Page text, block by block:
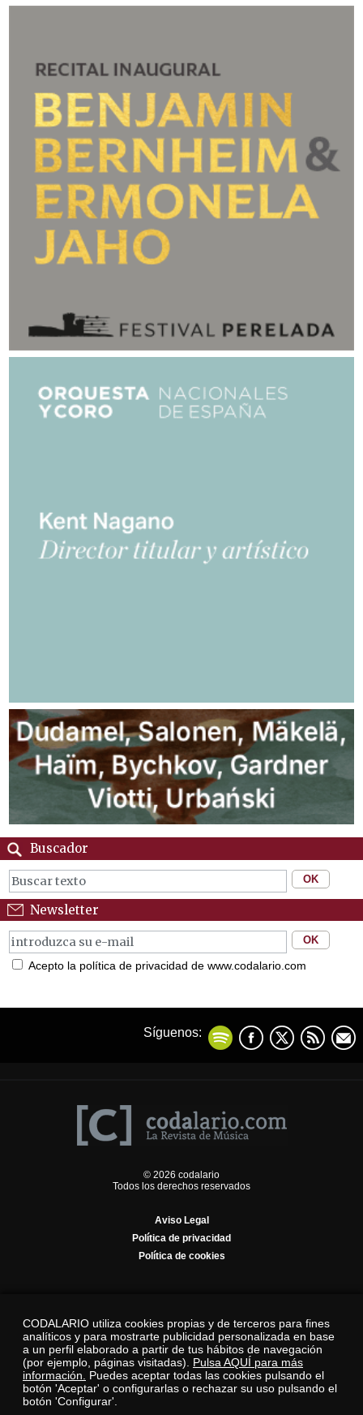
Buscador
Newsletter
Acepto la política de privacidad de www.codalario.com
Síguenos:
© 2026 codalario
Todos los derechos reservados
Aviso Legal
Política de privacidad
Política de cookies
CODALARIO utiliza cookies propias y de terceros para fines
analíticos y para mostrarte publicidad personalizada en base
a un perfil elaborado a partir de tus hábitos de navegación
(por ejemplo, páginas visitadas). Pulsa AQUÍ para más
información.
Puedes aceptar todas las cookies pulsando el
botón 'Aceptar' o configurarlas o rechazar su uso pulsando el
botón 'Configurar'.